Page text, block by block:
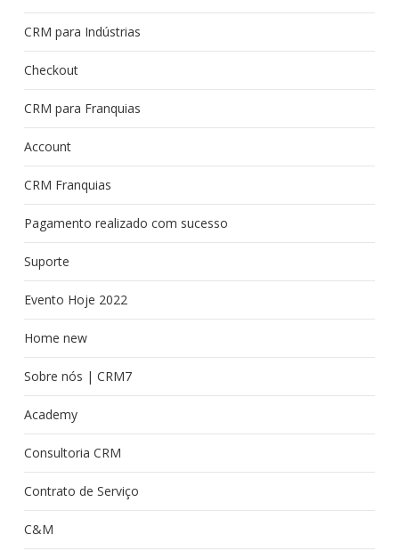
CRM para Indústrias
Checkout
CRM para Franquias
Account
CRM Franquias
Pagamento realizado com sucesso
Suporte
Evento Hoje 2022
Home new
Sobre nós | CRM7
Academy
Consultoria CRM
Contrato de Serviço
C&M